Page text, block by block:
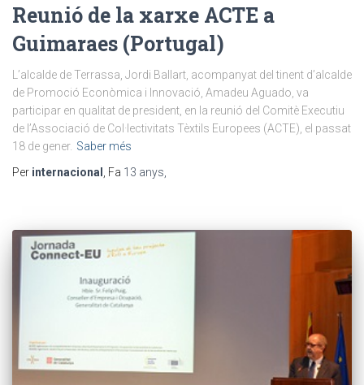
Reunió de la xarxe ACTE a
Guimaraes (Portugal)
L’alcalde de Terrassa, Jordi Ballart, acompanyat del tinent d’alcalde
de Promoció Econòmica i Innovació, Amadeu Aguado, va
participar en qualitat de president, en la reunió del Comitè Executiu
de l’Associació de Col·lectivitats Tèxtils Europees (ACTE), el passat
18 de gener. Saber més
Per internacional , Fa 13 anys